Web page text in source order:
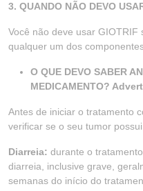
3. QUANDO NÃO DEVO
Você não deve usar
qualquer um dos
O QUE DEVO SABER
MEDICAMENTO?
Antes de iniciar o tratamento
verificar se o seu tumor
Diarreia: durante o
diarreia, inclusive grave,
semanas do início do